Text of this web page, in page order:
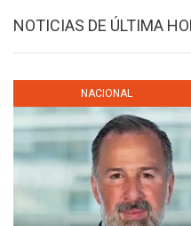
NOTICIAS DE ÚLTIMA
NACIONAL